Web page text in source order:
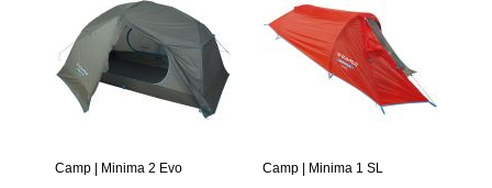
Camp | Minima 2 Evo Camp | Minima 1 SL